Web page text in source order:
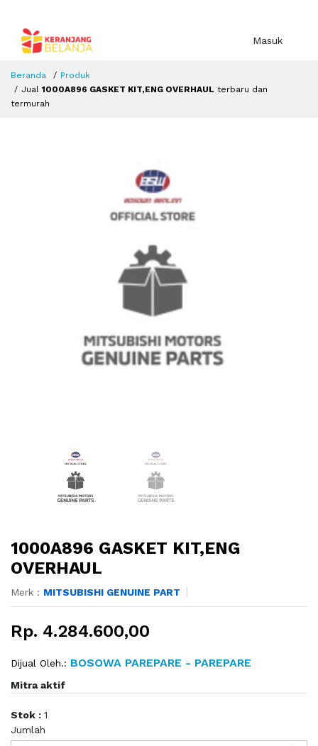
Masuk
Beranda
Produk
Jual 1000A896 GASKET KIT,ENG OVERHAUL terbaru dan
termurah
1000A896 GASKET KIT,ENG
OVERHAUL
Merk : MITSUBISHI GENUINE PART
Rp. 4.284.600,00
Dijual Oleh.: BOSOWA PAREPARE - PAREPARE
Mitra aktif
Stok : 1
Jumlah